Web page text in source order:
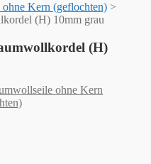
Kern (geflochten) >
(H) 10mm grau
(H)
ohne Kern